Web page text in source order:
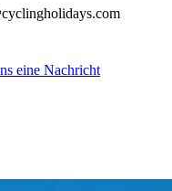
eine Nachricht